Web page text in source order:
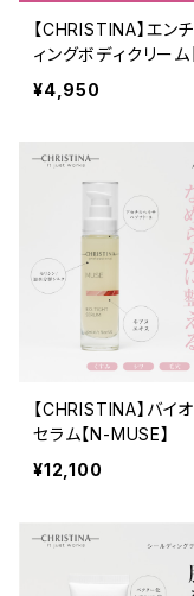
【CHRISTINA】エン
ィングボディクリーム
E】
¥4,950
【CHRISTINA】バイ
セラム【N-MUSE】
¥12,100